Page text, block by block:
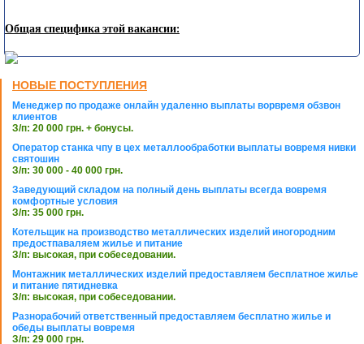
Общая специфика этой вакансии:
НОВЫЕ ПОСТУПЛЕНИЯ
Менеджер по продаже онлайн удаленно выплаты ворвремя обзвон
клиентов
З/п: 20 000 грн. + бонусы.
Оператор станка чпу в цех металлообработки выплаты вовремя нивки
святошин
З/п: 30 000 - 40 000 грн.
Заведующий складом на полный день выплаты всегда вовремя
комфортные условия
З/п: 35 000 грн.
Котельщик на производство металлических изделий иногородним
предостпаваляем жилье и питание
З/п: высокая, при собеседовании.
Монтажник металлических изделий предоставляем бесплатное жилье
и питание пятидневка
З/п: высокая, при собеседовании.
Разнорабочий ответственный предоставляем бесплатно жилье и
обеды выплаты вовремя
З/п: 29 000 грн.